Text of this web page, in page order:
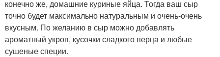
конечно же, домашние куриные яйца. Тогда ваш сыр
точно будет максимально натуральным и очень-очень
вкусным. По желанию в сыр можно добавлять
ароматный укроп, кусочки сладкого перца и любые
сушеные специи.